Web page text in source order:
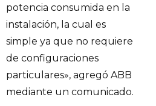
potencia consumida en la
instalación, la cual es
simple ya que no requiere
de configuraciones
particulares», agregó ABB
mediante un comunicado.